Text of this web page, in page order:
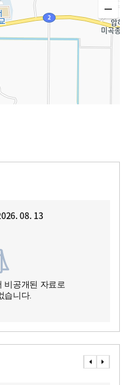
08. 13
비공개된 자료로
습니다.